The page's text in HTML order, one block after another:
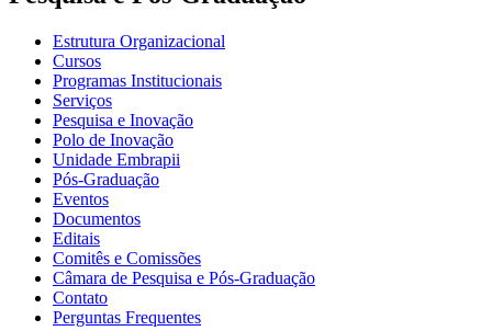
Estrutura Organizacional
Cursos
Programas Institucionais
Serviços
Pesquisa e Inovação
Polo de Inovação
Unidade Embrapii
Pós-Graduação
Eventos
Documentos
Editais
Comitês e Comissões
Câmara de Pesquisa e Pós-Graduação
Contato
Perguntas Frequentes